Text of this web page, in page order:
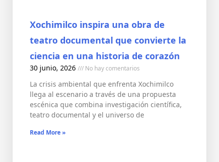
Xochimilco inspira una obra de
teatro documental que convierte la
ciencia en una historia de corazón
30 junio, 2026 No hay comentarios
La crisis ambiental que enfrenta Xochimilco
llega al escenario a través de una propuesta
escénica que combina investigación científica,
teatro documental y el universo de
Read More »